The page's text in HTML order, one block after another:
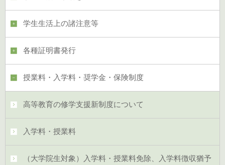
学生生活上の諸注意等
各種証明書発行
授業料・入学料・奨学金・保険制度
高等教育の修学支援新制度について
入学料・授業料
（大学院生対象）入学料・授業料免除、入学料徴収猶予